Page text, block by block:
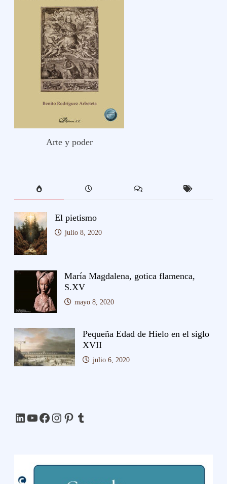
Arte y poder
El pietismo
julio 8, 2020
María Magdalena, gotica flamenca,
S.XV
mayo 8, 2020
Pequeña Edad de Hielo en el siglo
XVII
julio 6, 2020
LinkedIn
YouTube
Facebook
Instagram
Pinterest
Tumblr